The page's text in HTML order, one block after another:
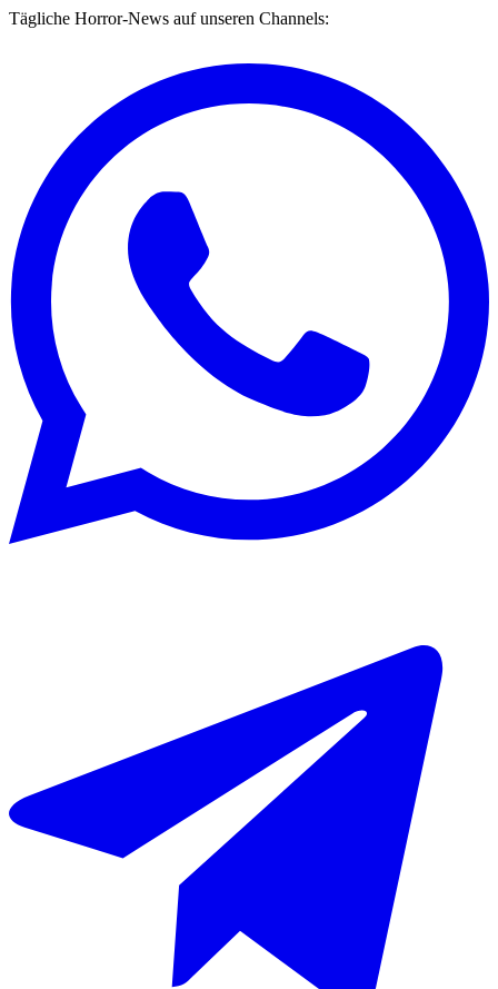
Tägliche Horror-News auf unseren Channels: